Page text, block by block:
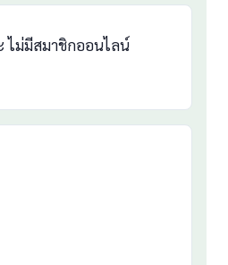
ไม่มีสมาชิกออนไลน์